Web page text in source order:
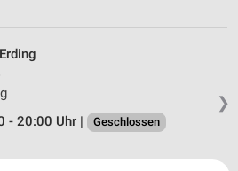
❯
- 20:00 Uhr |
Geschlossen